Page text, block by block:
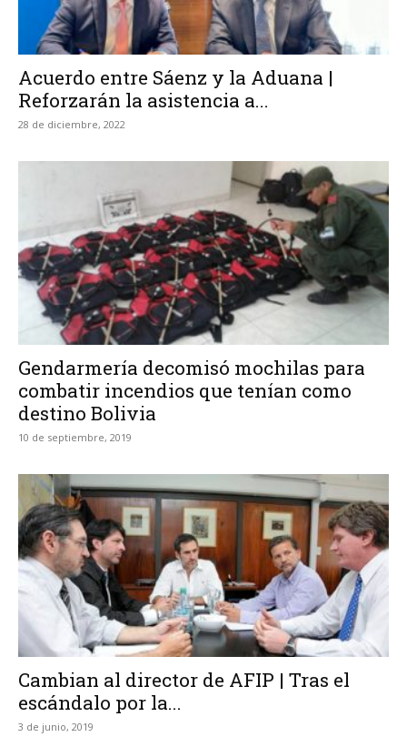
Acuerdo entre Sáenz y la Aduana |
Reforzarán la asistencia a...
28 de diciembre, 2022
Gendarmería decomisó mochilas para
combatir incendios que tenían como
destino Bolivia
10 de septiembre, 2019
Cambian al director de AFIP | Tras el
escándalo por la...
3 de junio, 2019